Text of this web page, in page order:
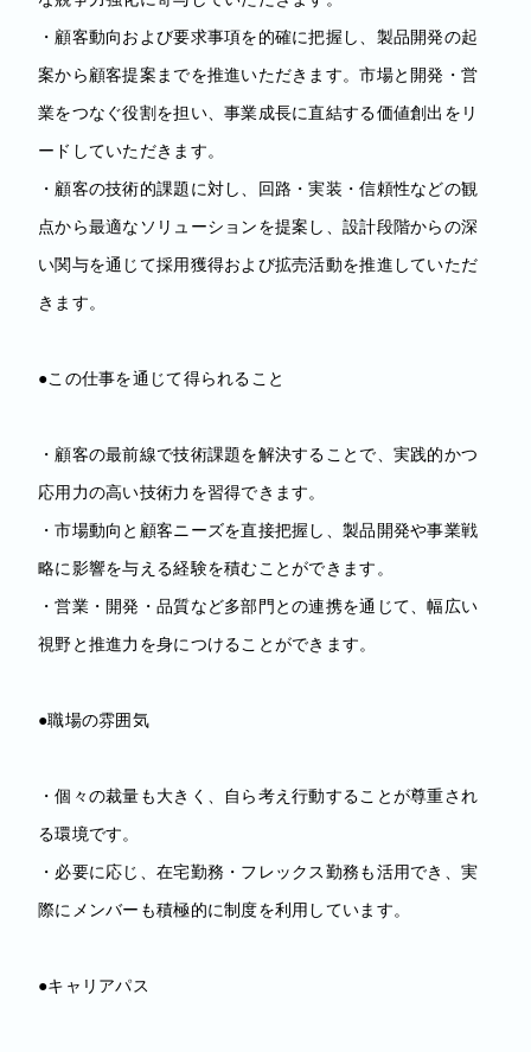
・顧客動向および要求事項を的確に把握し、製品開発の起
案から顧客提案までを推進いただきます。市場と開発・営
業をつなぐ役割を担い、事業成長に直結する価値創出をリ
ードしていただきます。
・顧客の技術的課題に対し、回路・実装・信頼性などの観
点から最適なソリューションを提案し、設計段階からの深
い関与を通じて採用獲得および拡売活動を推進していただ
きます。
●この仕事を通じて得られること
・顧客の最前線で技術課題を解決することで、実践的かつ
応用力の高い技術力を習得できます。
・市場動向と顧客ニーズを直接把握し、製品開発や事業戦
略に影響を与える経験を積むことができます。
・営業・開発・品質など多部門との連携を通じて、幅広い
視野と推進力を身につけることができます。
●職場の雰囲気
・個々の裁量も大きく、自ら考え行動することが尊重され
る環境です。
・必要に応じ、在宅勤務・フレックス勤務も活用でき、実
際にメンバーも積極的に制度を利用しています。
●キャリアパス